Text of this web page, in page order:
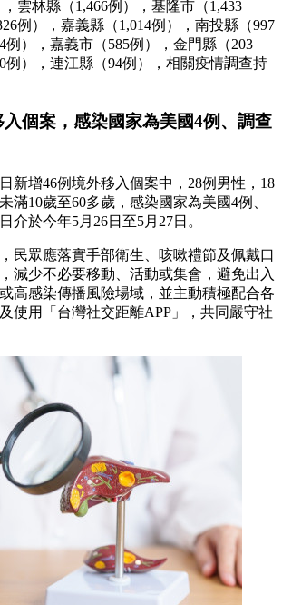
雲林縣（1,466例），基隆市（1,433
例），嘉義縣（1,014例），南投縣（997
例），嘉義市（585例），金門縣（203
例），連江縣（94例），相關疫情調查持
個案，感染國家為美國4例、調查
新增46例境外移入個案中，28例男性，18
滿10歲至60多歲，感染國家為美國4例、
介於今年5月26日至5月27日。
民眾應落實手部衛生、咳嗽禮節及佩戴口
減少不必要移動、活動或集會，避免出入
高感染傳播風險場域，並主動積極配合各
使用「台灣社交距離APP」，共同嚴守社